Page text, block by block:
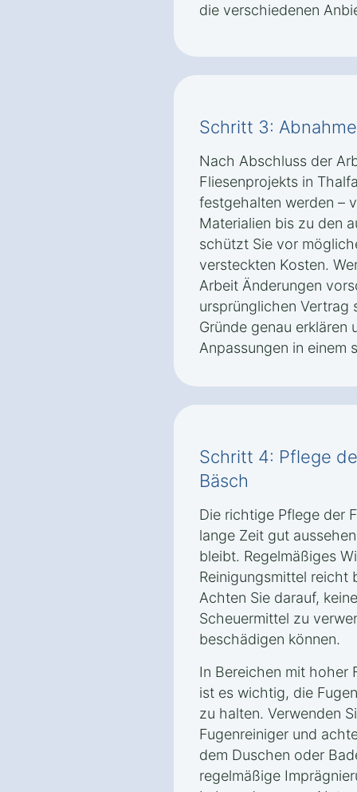
die verschiedenen
Schritt 3:
Nach Abschluss der
Fliesenprojekts in
festgehalten werden –
Materialien bis zu den
schützt Sie vor
versteckten Kosten.
Arbeit Änderungen
ursprünglichen Vertrag
Gründe genau erklären
Anpassungen in einem
Schritt 4: Pflege
Bäsch
Die richtige Pflege der
lange Zeit gut
bleibt. Regelmäßiges
Reinigungsmittel reicht
Achten Sie darauf,
Scheuermittel zu
beschädigen können.
In Bereichen mit hoher
ist es wichtig, die
zu halten. Verwenden
Fugenreiniger und
dem Duschen oder
regelmäßige